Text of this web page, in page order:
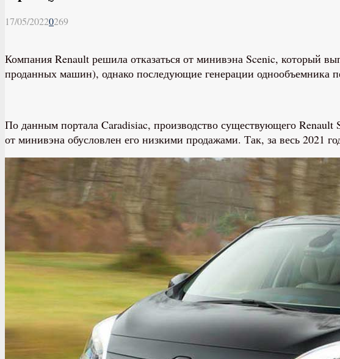
17/05/20220269
Компания Renault решила отказаться от минивэна Scenic, который
проданных машин), однако последующие генерации однообъемника
По данным портала Caradisiac, производство существующего
от минивэна обусловлен его низкими продажами. Так, за весь 2021